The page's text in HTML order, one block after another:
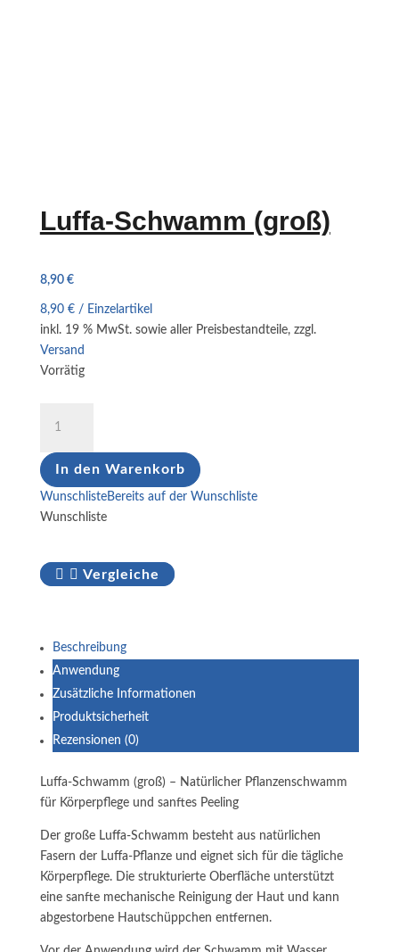
Luffa-Schwamm (groß)
8,90 €
8,90 €/ Einzelartikel
inkl. 19 % MwSt. sowie aller Preisbestandteile, zzgl.
Versand
Vorrätig
Schwamm
(groß)
MengeIn den Warenkorb
WunschlisteBereits auf der Wunschliste
Wunschliste
Vergleiche
Beschreibung
Anwendung
Zusätzliche Informationen
Produktsicherheit
Rezensionen (0)
Luffa-Schwamm (groß) – Natürlicher Pflanzenschwamm
für Körperpflege und sanftes Peeling
Der große Luffa-Schwamm besteht aus natürlichen
Fasern der Luffa-Pflanze und eignet sich für die tägliche
Körperpflege. Die strukturierte Oberfläche unterstützt
eine sanfte mechanische Reinigung der Haut und kann
abgestorbene Hautschüppchen entfernen.